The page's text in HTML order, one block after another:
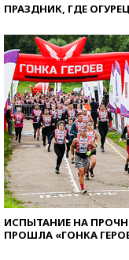
ПРАЗДНИК, ГДЕ
ИСПЫТАНИЕ НА
ПРОШЛА «ГОНКА